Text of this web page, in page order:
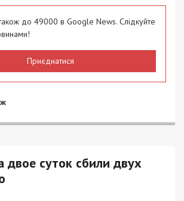
до 49000 в Google News. Слідкуйте
Приєднатися
двое суток сбили двух